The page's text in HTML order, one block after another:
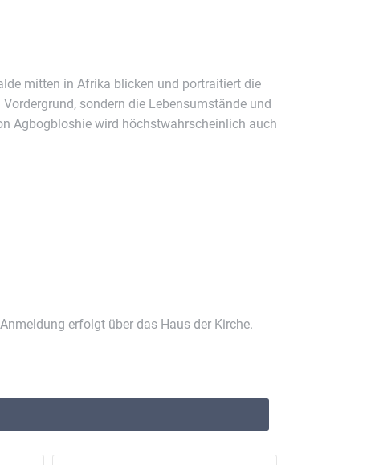
mitten in Afrika blicken und portraitiert die
sondern die Lebensumstände und
Agbogbloshie wird höchstwahrscheinlich auch
erfolgt über das Haus der Kirche.